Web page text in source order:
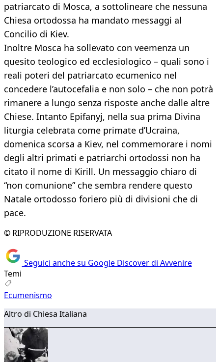
patriarcato di Mosca, a sottolineare che nessuna
Chiesa ortodossa ha mandato messaggi al
Concilio di Kiev.
Inoltre Mosca ha sollevato con veemenza un
quesito teologico ed ecclesiologico – quali sono i
reali poteri del patriarcato ecumenico nel
concedere l’autocefalia e non solo – che non potrà
rimanere a lungo senza risposte anche dalle altre
Chiese. Intanto Epifanyj, nella sua prima Divina
liturgia celebrata come primate d’Ucraina,
domenica scorsa a Kiev, nel commemorare i nomi
degli altri primati e patriarchi ortodossi non ha
citato il nome di Kirill. Un messaggio chiaro di
“non comunione” che sembra rendere questo
Natale ortodosso foriero più di divisioni che di
pace.
© RIPRODUZIONE RISERVATA
Seguici anche su Google Discover di Avvenire
Temi
Ecumenismo
Altro di Chiesa Italiana